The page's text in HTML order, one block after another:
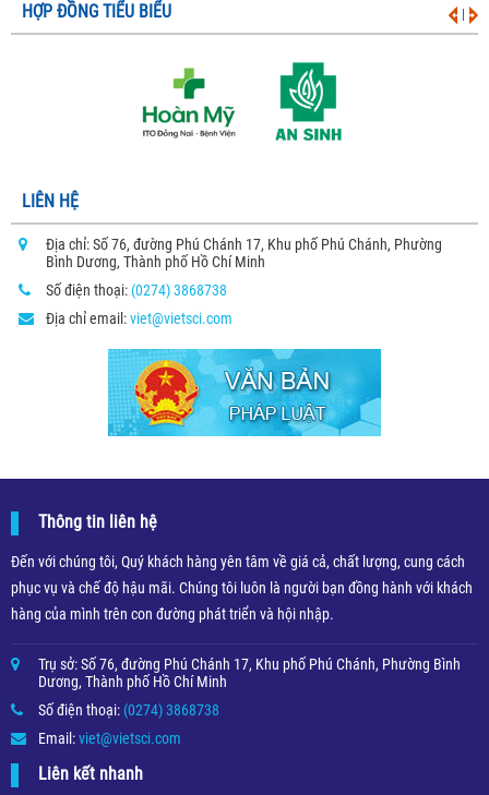
HỢP ĐỒNG TIỂU BIỂU
LIÊN HỆ
Địa chỉ: Số 76, đường Phú Chánh 17, Khu phố Phú Chánh, Phường
Bình Dương, Thành phố Hồ Chí Minh
Số điện thoại: (0274) 3868738
Địa chỉ email:viet@vietsci.com
Thông tin liên hệ
Đến với chúng tôi, Quý khách hàng yên tâm về giá cả, chất lượng, cung cách
phục vụ và chế độ hậu mãi. Chúng tôi luôn là người bạn đồng hành với khách
hàng của mình trên con đường phát triển và hội nhập.
Trụ sở: Số 76, đường Phú Chánh 17, Khu phố Phú Chánh, Phường Bình
Dương, Thành phố Hồ Chí Minh
Số điện thoại: (0274) 3868738
Email:viet@vietsci.com
Liên kết nhanh